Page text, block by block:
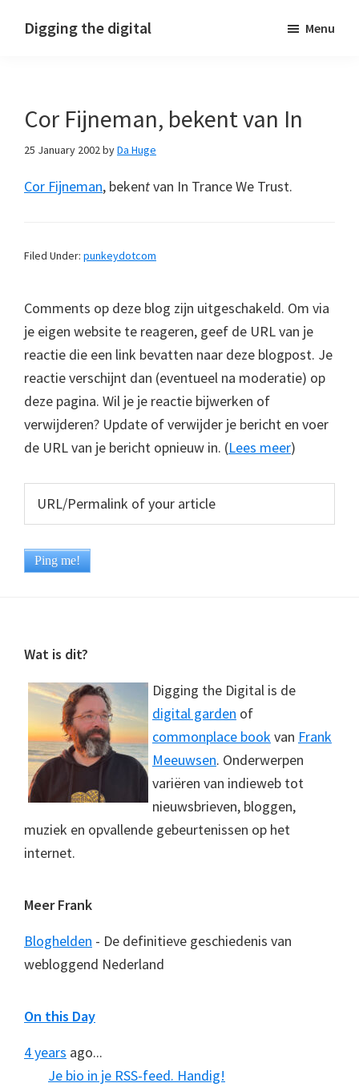
Digging the digital Menu
Cor Fijneman, bekent van In
25 January 2002byDa Huge
Cor Fijneman, bekentvan In Trance We Trust.
Filed Under: punkeydotcom
Comments op deze blog zijn uitgeschakeld. Om via
je eigen website te reageren, geef de URL van je
reactie die een link bevatten naar deze blogpost. Je
reactie verschijnt dan (eventueel na moderatie) op
deze pagina. Wil je je reactie bijwerken of
verwijderen? Update of verwijder je bericht en voer
de URL van je bericht opnieuw in. (Lees meer)
Footer
Wat is dit?
Digging the Digital is de
digital garden of
commonplace bookvan Frank
Meeuwsen. Onderwerpen
variëren van indieweb tot
nieuwsbrieven, bloggen,
muziek en opvallende gebeurtenissen op het
internet.
Meer Frank
Bloghelden - De definitieve geschiedenis van
webloggend Nederland
On this Day
4 years ago...
Je bio in je RSS-feed. Handig!